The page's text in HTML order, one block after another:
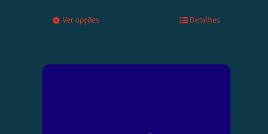
Ver opções Detalhes